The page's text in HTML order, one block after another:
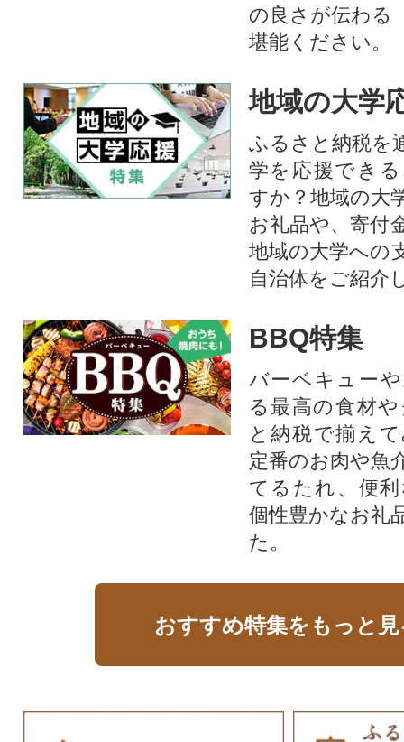
の良さが伝わる
堪能ください。
地域の大学
ふるさと納税を
学を応援でき
すか？地域の大
お礼品や、寄付
地域の大学への
自治体をご紹介
BBQ特集
バーベキュー
る最高の食材
と納税で揃え
定番のお肉や魚
てるたれ、便
個性豊かなお礼
た。
おすすめ特集をもっと